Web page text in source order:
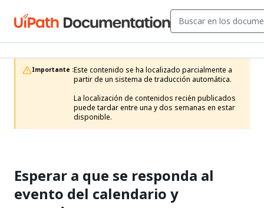
Importante :Este contenido se ha localizado parcialmente a
partir de un sistema de traducción automática.
La localización de contenidos recién publicados
puede tardar entre una y dos semanas en estar
disponible.
Esperar a que se responda al
evento del calendario y